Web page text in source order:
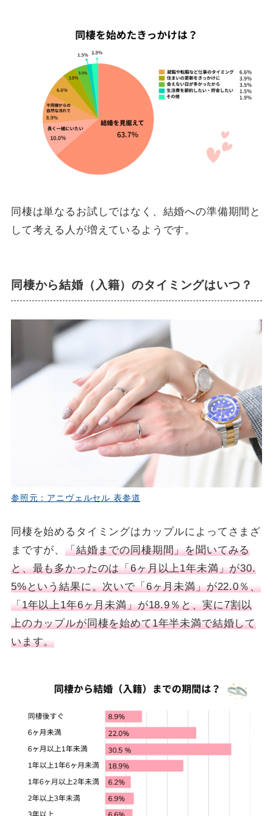
同棲は単なるお試しではなく、結婚への準備期間と
して考える人が増えているようです。
同棲から結婚（入籍）のタイミングはいつ？
参照元：アニヴェルセル 表参道
同棲を始めるタイミングはカップルによってさまざ
まですが、「結婚までの同棲期間」を聞いてみる
と、最も多かったのは「6ヶ月以上1年未満」が30.
5%という結果に。次いで「6ヶ月未満」が22.0％、
「1年以上1年6ヶ月未満」が18.9％と、実に7割以
上のカップルが同棲を始めて1年半未満で結婚して
います。